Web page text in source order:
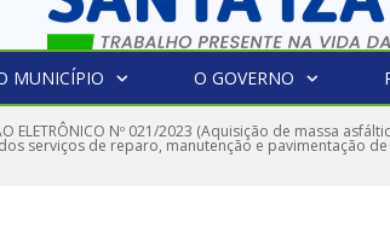
MUNICÍPIO O GOVERNO
ELETRÔNICO Nº 021/2023 (Aquisição de massa
serviços de reparo, manutenção e pavimentação